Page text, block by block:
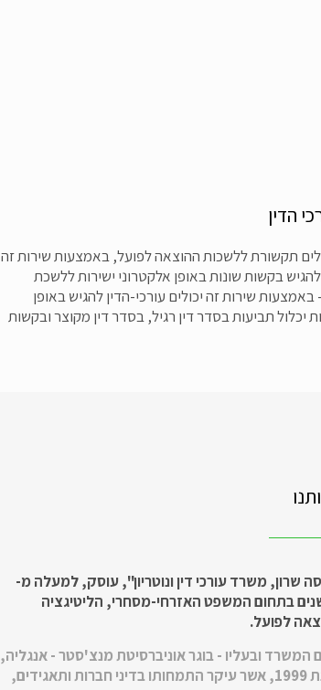
הדין
תקשורת ללשכות ההוצאה לפועל, באמצעות שירות זה
בקשות שונות באופן אלקטרוני ישירות ללשכת
שירות זה יכולים עורכי-הדין להגיש באופן
תביעות בסדר דין רגיל, בסדר דין מקוצר ובקשות
שרון, משרד עורכי דין ונוטריון", עוסק, למעלה מ-
שנים בתחום המשפט האזרחי-מסחרי, הליטיגציה
לפועל.
המשרד ובעליו - בוגר אוניברסיטת מנצ'סטר - אנגליה,
משנת 1999, אשר עיקר התמחותו בדיני חברות ותאגידים,